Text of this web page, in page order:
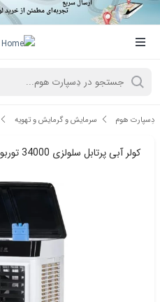
دِسپارت هوم سرمایش و گرمایش و تهویه
کولر آبی پرتابل سلولزی 34000 توربو